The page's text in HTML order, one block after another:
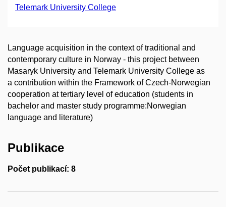
Telemark University College
Language acquisition in the context of traditional and
contemporary culture in Norway - this project between
Masaryk University and Telemark University College as
a contribution within the Framework of Czech-Norwegian
cooperation at tertiary level of education (students in
bachelor and master study programme:Norwegian
language and literature)
Publikace
Počet publikací: 8